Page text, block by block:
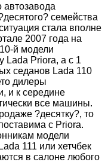
автозавода
семейства
стала вполне
2007 года на
й модели
Lada Priora, а с 1
седанов Lada 110
дилеры
и к середине
все машины.
?десятку?, то
с Priora.
модели
111 или хетчбек
в салоне любого